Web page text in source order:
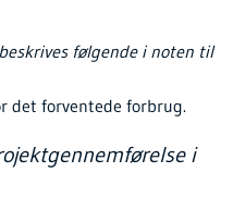
følgende i noten til
det forventede forbrug.
i